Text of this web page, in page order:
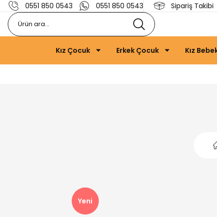
0551 850 0543 0551 850 0543 Sipariş Takibi
Kız Çocuk Erkek Çocuk Kız
Yeni